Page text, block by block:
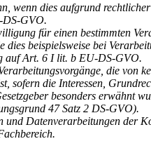
wenn dies aufgrund
DS-GVO.
für einen bestimmten
beispielsweise bei
auf Art. 6 I lit. b EU-DS-GVO.
die von
sofern die Interessen,
besonders erwähnt
47 Satz 2 DS-GVO).
Datenverarbeitungen der